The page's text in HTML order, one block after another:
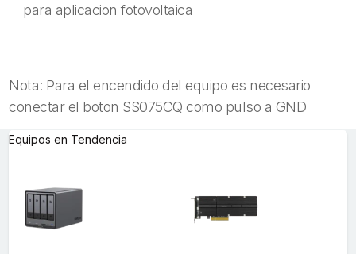
para aplicacion fotovoltaica
Nota: Para el encendido del equipo es necesario
conectar el boton SS075CQ como pulso a GND
Equipos en Tendencia